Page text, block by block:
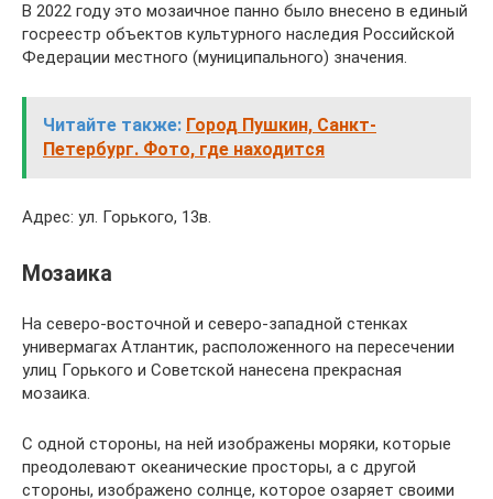
В 2022 году это мозаичное панно было внесено в единый
госреестр объектов культурного наследия Российской
Федерации местного (муниципального) значения.
Читайте также: Город Пушкин, Санкт-
Петербург. Фото, где находится
Адрес: ул. Горького, 13в.
Мозаика
На северо-восточной и северо-западной стенках
универмагах Атлантик, расположенного на пересечении
улиц Горького и Советской нанесена прекрасная
мозаика.
С одной стороны, на ней изображены моряки, которые
преодолевают океанические просторы, а с другой
стороны, изображено солнце, которое озаряет своими